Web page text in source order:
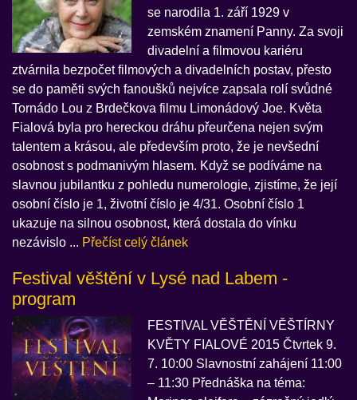
se narodila 1. září 1929 v
zemském znamení Panny. Za svoji
divadelní a filmovou kariéru
ztvárnila bezpočet filmových a divadelních postav, přesto
se do paměti svých fanoušků nejvíce zapsala rolí svůdné
Tornádo Lou z Brdečkova filmu Limonádový Joe. Květa
Fialová byla pro hereckou dráhu přeurčena nejen svým
talentem a krásou, ale především proto, že je nevšední
osobnost s podmanivým hlasem. Když se podíváme na
slavnou jubilantku z pohledu numerologie, zjistíme, že její
osobní číslo je 1, životní číslo je 4/31. Osobní číslo 1
ukazuje na silnou osobnost, která dostala do vínku
nezávislo ... Přečíst celý článek
Festival věštění v Lysé nad Labem -
program
FESTIVAL VĚŠTĚNÍ VĚŠTÍRNY
KVĚTY FIALOVÉ 2015 Čtvrtek 9.
7. 10:00 Slavnostní zahájení 11:00
– 11:30 Přednáška na téma: